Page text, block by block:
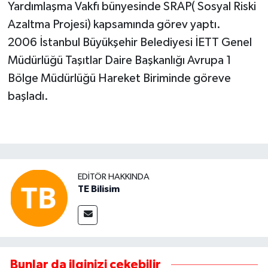
Yardımlaşma Vakfı bünyesinde SRAP( Sosyal Riski
Azaltma Projesi) kapsamında görev yaptı.
2006 İstanbul Büyükşehir Belediyesi İETT Genel
Müdürlüğü Taşıtlar Daire Başkanlığı Avrupa 1
Bölge Müdürlüğü Hareket Biriminde göreve
başladı.
EDITÖR HAKKINDA
TE Bilisim
Bunlar da ilginizi çekebilir